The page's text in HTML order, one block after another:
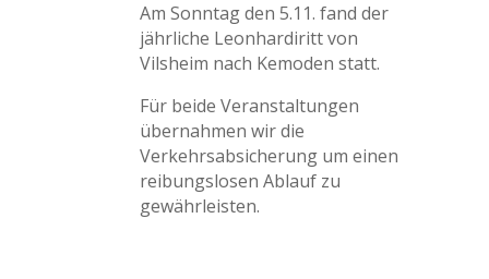
Am Sonntag den 5.11. fand der
jährliche Leonhardiritt von
Vilsheim nach Kemoden statt.
Für beide Veranstaltungen
übernahmen wir die
Verkehrsabsicherung um einen
reibungslosen Ablauf zu
gewährleisten.